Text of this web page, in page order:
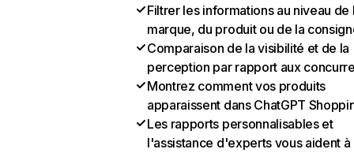
Filtrer les informations au niveau de
marque, du produit ou de la
Comparaison de la visibilité et de la
perception par rapport aux
Montrez comment vos produits
apparaissent dans ChatGPT
Les rapports personnalisables et
l'assistance d'experts vous aident à